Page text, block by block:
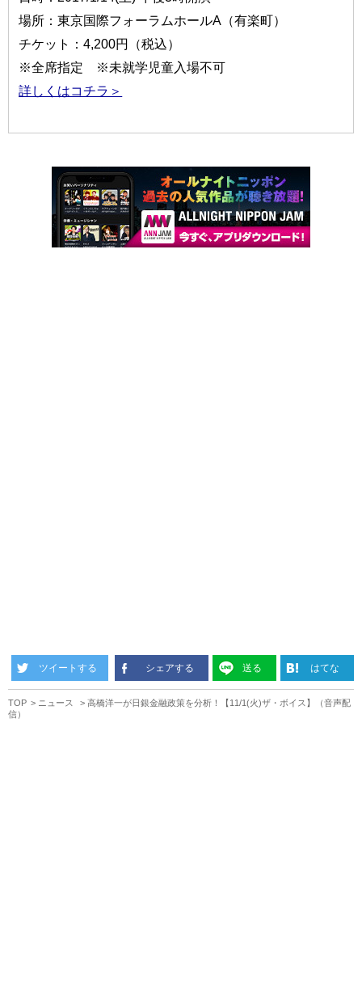
場所：東京国際フォーラムホールA（有楽町）
チケット：4,200円（税込）
※全席指定 ※未就学児童入場不可
詳しくはコチラ＞
ツイートする シェアする 送る はてな
TOP ニュース
高橋洋一が日銀金融政策を分析！【11/1(火)ザ・ボイス】（音声配
信）